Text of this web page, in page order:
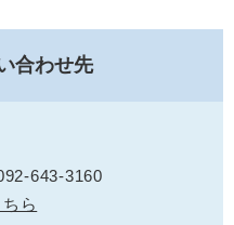
合わせ先
643-3160
ら